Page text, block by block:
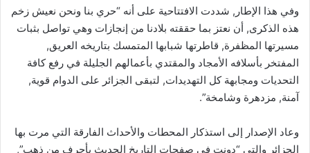
وفي هذا الإطار, شددت الافتتاحية على أنه “حري بنا ونحن نعيش زخم
هذه الذكرى, أن نعتز بما حققته بلادنا من إنجازات وهي تواصل بثبات
مسيرتها المظفرة, قاطرتها شبابها المتمسك بتاريخه العريق,
المفتخر بأسلافه الأمجاد والمقتدي بأعمالهم الجليلة في رفع كافة
التحديات ومجابهة كل التهديدات, لتبقى الجزائر على الدوام قوية,
آمنة, مزدهرة وشامخة”.
وعاد الإصدار إلى استذكار المحطات والأحداث الفارقة التي مرت بها
الجزائر والتي “دونت في صفحات التاريخ الحديث بأحرف من ذهب”,